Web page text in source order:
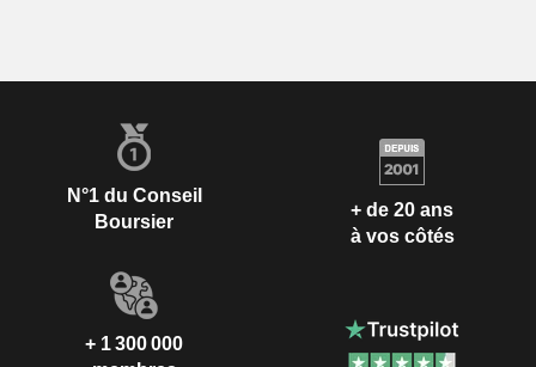
N°1 du Conseil
Boursier
+ de 20 ans
à vos côtés
+ 1 300 000